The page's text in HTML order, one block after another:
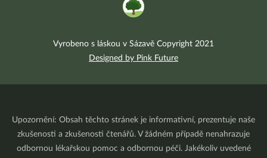
Vyrobeno s láskou v Sázavě Copyright 2021
Designed by Pink Future
Upozornění: Obsah těchto stránek je informativní, prezentuje naše
zkušenosti a zkušenosti čtenářů. V žádném případě nenahrazuje
odbornou lékařskou pomoc a odbornou péči. Jakékoliv uvedené